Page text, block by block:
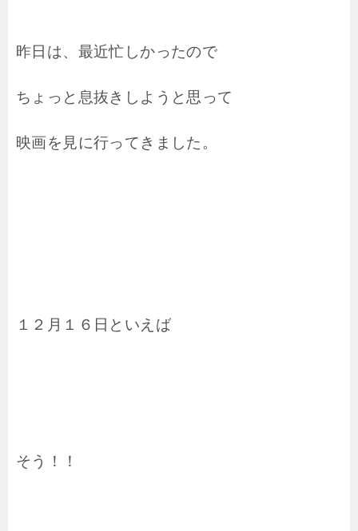
昨日は、最近忙しかったので
ちょっと息抜きしようと思って
映画を見に行ってきました。
１２月１６日といえば
そう！！